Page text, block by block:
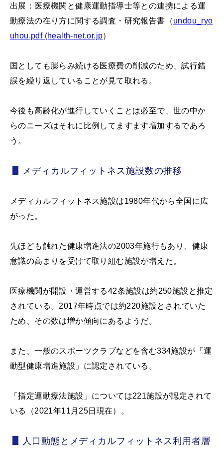
出展：医療機関と健康運動指導士等との連携による運
動療法の在り方に関する調査・研究報告書（undou_ryo
uhou.pdf (health-net.or.jp）
国としても膨らみ続ける医療費の削減のため、試行錯
誤を繰り返していることが見て取れる。
今後も高齢化が進行していくことは必至で、世の中か
らのニーズはそれに比例してますます増加するであろ
う。
メディカルフィットネス施設数の推移
メディカルフィットネス施設は1980年代から全国に広
がった。
先ほども触れた健康増進法の2003年施行もあり、健康
意識の高まりを受けて取り組む施設が増えた。
医療機関が開設・運営する42条施設は約250施設と推定
されている。2017年時点では約220施設とされていた
ため、その数は増か傾向にあるようだ。
また、一般のスポーツクラブなどを含む334施設が「運
動型健康増進施設」に認定されている。
「指定運動療法施設」については221施設が認定されて
いる（2021年11月25日現在）。
人口動態とメディカルフィットネス利用者層